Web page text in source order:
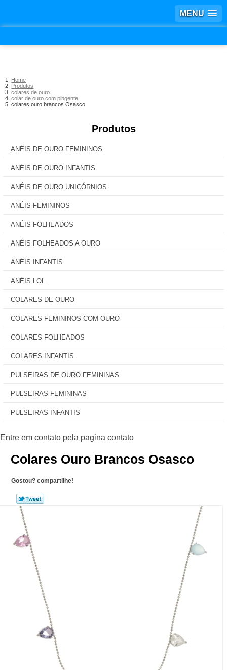
MENU
Home
Produtos
colares de ouro
colar de ouro com pingente
colares ouro brancos Osasco
Produtos
ANÉIS DE OURO FEMININOS
ANÉIS DE OURO INFANTIS
ANÉIS DE OURO UNICÓRNIOS
ANÉIS FEMININOS
ANÉIS FOLHEADOS
ANÉIS FOLHEADOS A OURO
ANÉIS INFANTIS
ANÉIS LOL
COLARES DE OURO
COLARES FEMININOS COM OURO
COLARES FOLHEADOS
COLARES INFANTIS
PULSEIRAS DE OURO FEMININAS
PULSEIRAS FEMININAS
PULSEIRAS INFANTIS
Colares Ouro Brancos Osasco
Gostou? compartilhe!